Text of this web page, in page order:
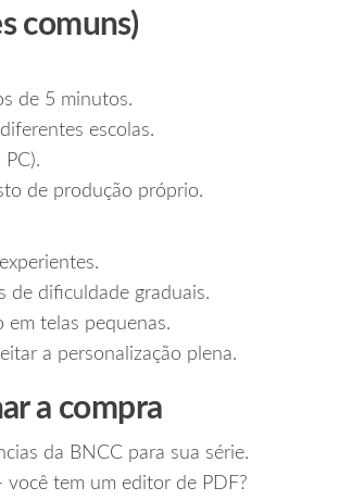
comuns)
de 5 minutos.
escolas.
de produção próprio.
de dificuldade graduais.
em telas pequenas.
a personalização plena.
a compra
da BNCC para sua série.
você tem um editor de PDF?